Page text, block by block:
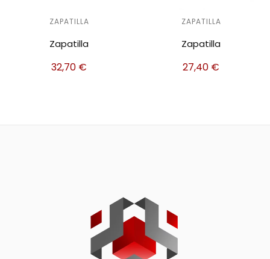
ZAPATILLA
Zapatilla
32,70 €
ZAPATILLA
Zapatilla
27,40 €